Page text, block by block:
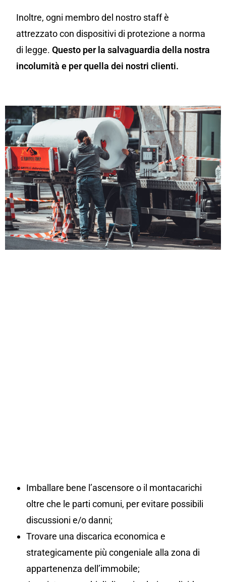
Inoltre, ogni membro del nostro staff è
attrezzato con dispositivi di protezione a norma
di legge. Questo per la salvaguardia della nostra
incolumità e per quella dei nostri clienti.
Imballare bene l’ascensore o il montacarichi
oltre che le parti comuni, per evitare possibili
discussioni e/o danni;
Trovare una discarica economica e
strategicamente più congeniale alla zona di
appartenenza dell’immobile;